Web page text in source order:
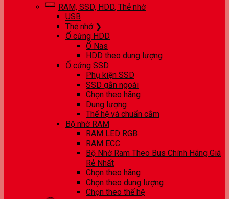
RAM, SSD, HDD, Thẻ nhớ
USB
Thẻ nhớ ❯
Ổ cứng HDD
Ổ Nas
HDD theo dung lượng
Ổ cứng SSD
Phụ kiện SSD
SSD gắn ngoài
Chọn theo hãng
Dung lượng
Thế hệ và chuẩn cắm
Bộ nhớ RAM
RAM LED RGB
RAM ECC
Bộ Nhớ Ram Theo Bus Chính Hãng Giá
Rẻ Nhất
Chọn theo hãng
Chọn theo dung lượng
Chọn theo thế hệ